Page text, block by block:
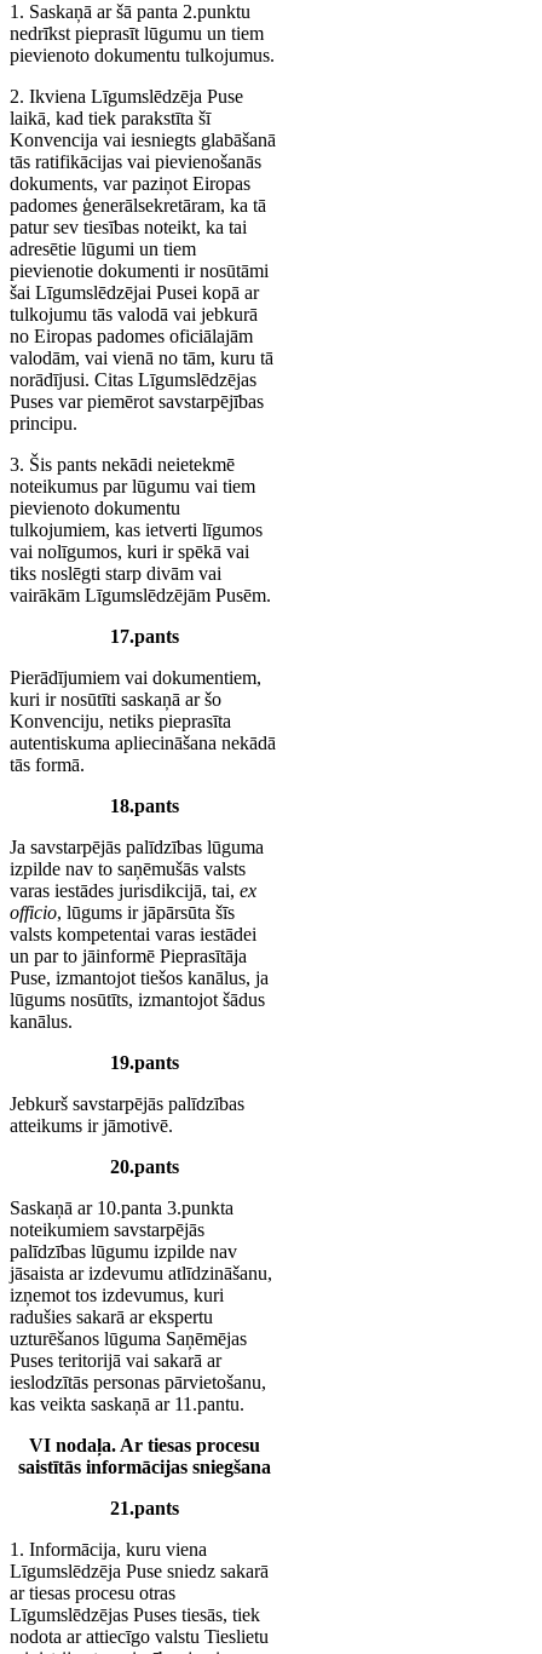
1. Saskaņā ar šā panta 2.punktu
nedrīkst pieprasīt lūgumu un tiem
pievienoto dokumentu tulkojumus.
2. Ikviena Līgumslēdzēja Puse
laikā, kad tiek parakstīta šī
Konvencija vai iesniegts glabāšanā
tās ratifikācijas vai pievienošanās
dokuments, var paziņot Eiropas
padomes ģenerālsekretāram, ka tā
patur sev tiesības noteikt, ka tai
adresētie lūgumi un tiem
pievienotie dokumenti ir nosūtāmi
šai Līgumslēdzējai Pusei kopā ar
tulkojumu tās valodā vai jebkurā
no Eiropas padomes oficiālajām
valodām, vai vienā no tām, kuru tā
norādījusi. Citas Līgumslēdzējas
Puses var piemērot savstarpējības
principu.
3. Šis pants nekādi neietekmē
noteikumus par lūgumu vai tiem
pievienoto dokumentu
tulkojumiem, kas ietverti līgumos
vai nolīgumos, kuri ir spēkā vai
tiks noslēgti starp divām vai
vairākām Līgumslēdzējām Pusēm.
17.pants
Pierādījumiem vai dokumentiem,
kuri ir nosūtīti saskaņā ar šo
Konvenciju, netiks pieprasīta
autentiskuma apliecināšana nekādā
tās formā.
18.pants
Ja savstarpējās palīdzības lūguma
izpilde nav to saņēmušās valsts
varas iestādes jurisdikcijā, tai, ex
officio, lūgums ir jāpārsūta šīs
valsts kompetentai varas iestādei
un par to jāinformē Pieprasītāja
Puse, izmantojot tiešos kanālus, ja
lūgums nosūtīts, izmantojot šādus
kanālus.
19.pants
Jebkurš savstarpējās palīdzības
atteikums ir jāmotivē.
20.pants
Saskaņā ar 10.panta 3.punkta
noteikumiem savstarpējās
palīdzības lūgumu izpilde nav
jāsaista ar izdevumu atlīdzināšanu,
izņemot tos izdevumus, kuri
radušies sakarā ar ekspertu
uzturēšanos lūguma Saņēmējas
Puses teritorijā vai sakarā ar
ieslodzītās personas pārvietošanu,
kas veikta saskaņā ar 11.pantu.
VI nodaļa. Ar tiesas procesu
saistītās informācijas sniegšana
21.pants
1. Informācija, kuru viena
Līgumslēdzēja Puse sniedz sakarā
ar tiesas procesu otras
Līgumslēdzējas Puses tiesās, tiek
nodota ar attiecīgo valstu Tieslietu